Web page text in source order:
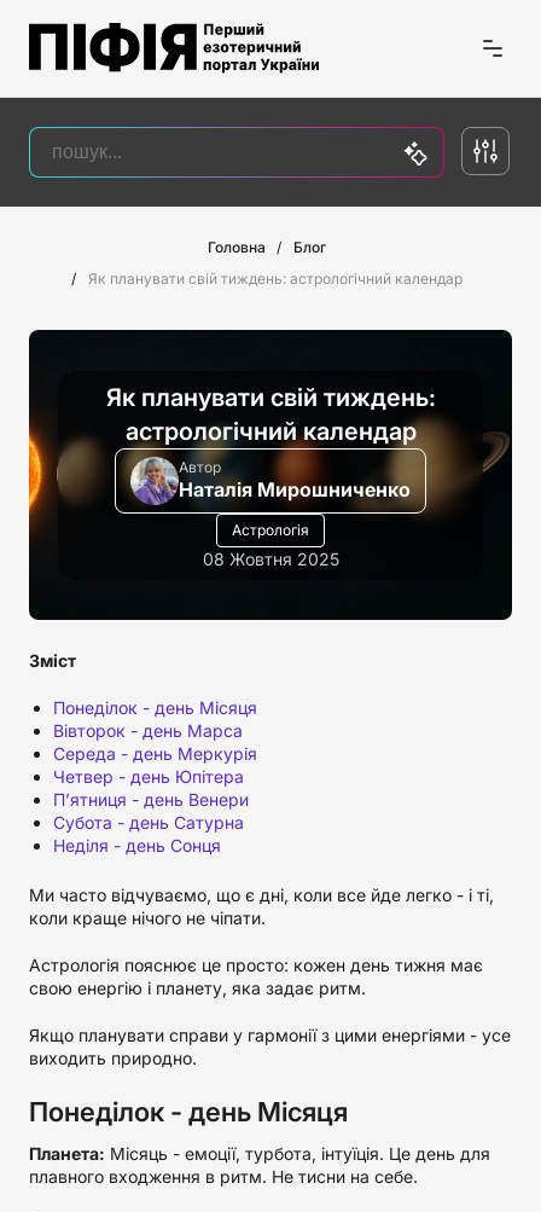
Головна
Блог
Як планувати свій тиждень: астрологічний календар
Як планувати свій тиждень:
астрологічний календар
Автор
Наталія Мирошниченко
Астрологія
08 Жовтня 2025
Зміст
Понеділок - день Місяця
Вівторок - день Марса
Середа - день Меркурія
Четвер - день Юпітера
П’ятниця - день Венери
Субота - день Сатурна
Неділя - день Сонця
Ми часто відчуваємо, що є дні, коли все йде легко - і ті,
коли краще нічого не чіпати.
Астрологія пояснює це просто: кожен день тижня має
свою енергію і планету, яка задає ритм.
Якщо планувати справи у гармонії з цими енергіями - усе
виходить природно.
Понеділок - день Місяця
Планета: Місяць - емоції, турбота, інтуїція. Це день для
плавного входження в ритм. Не тисни на себе.